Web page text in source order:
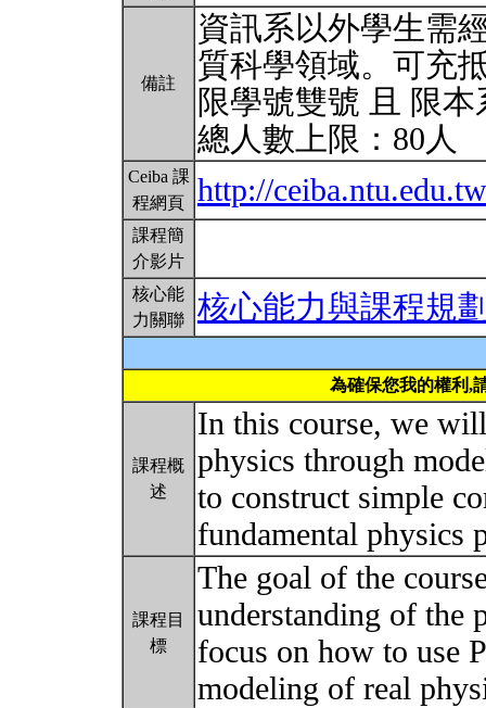
備註
資訊系以外學生需
質科學領域。可充
限學號雙號 且 限
總人數上限：80人
Ceiba 課
程網頁
http://
課程簡
介影片
核心能
力關聯
核心能力與課程規
為確保您我的權利,
課程概
述
In this course, we
physics through
to construct simple
fundamental
課程目
標
The goal of the
understanding of the
focus on how to use
modeling of real